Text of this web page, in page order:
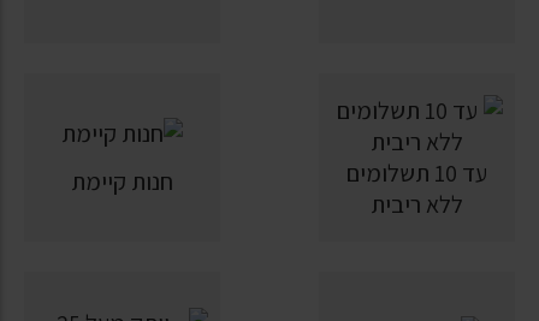
עד 10 תשלומים
ללא ריבית
חנות קיימת